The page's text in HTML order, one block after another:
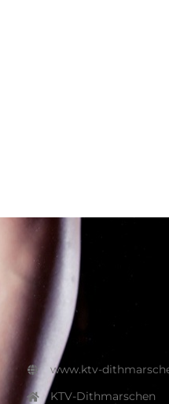
www.ktv-
KTV-Dithmarschen